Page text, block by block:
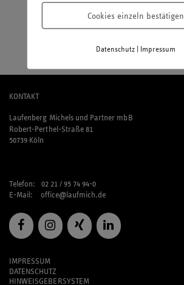
Bei dieser Nascherei werde ich schwach:
KONTAKT
Laufenberg Michels und Partner mbB
Robert-Perthel-Straße 81
50739 Köln
Telefon: 02 21 / 95 74 94-0
E-Mail: office@laufmich.de
IMPRESSUM
DATENSCHUTZ
HINWEISGEBERSYSTEM
Cookies einzeln bestätigen
Datenschutz| Impressum